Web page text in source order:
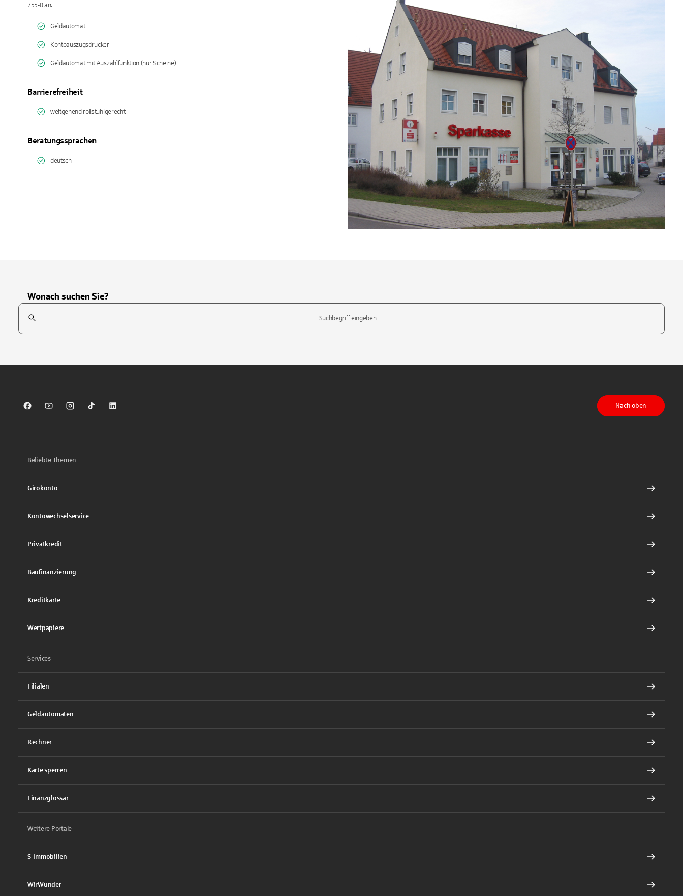
755-0 an.
Geldautomat
Kontoauszugsdrucker
Geldautomat mit Auszahlfunktion (nur Scheine)
Barrierefreiheit
weitgehend rollstuhlgerecht
Beratungssprachen
deutsch
Wonach suchen Sie?
Suchfeld
Sparkasse auf Facebook
Sparkasse auf Youtube
Sparkasse auf Instagram
Sparkasse auf TikTok
Sparkasse auf LinkedIn
Nach oben
Beliebte Themen
Girokonto
Kontowechselservice
Privatkredit
Baufinanzierung
Kreditkarte
Wertpapiere
Services
Filialen
Geldautomaten
Rechner
Karte sperren
Finanzglossar
Weitere Portale
S-Immobilien
WirWunder